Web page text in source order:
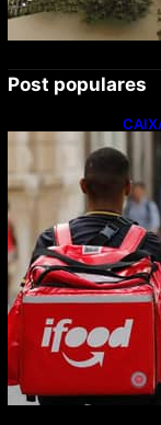
Post populares